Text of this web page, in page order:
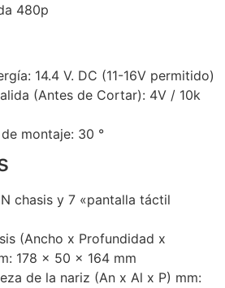
480p
14.4 V. DC (11-16V permitido)
(Antes de Cortar): 4V / 10k
montaje: 30 °
chasis y 7 «pantalla táctil
(Ancho x Profundidad x
178 x 50 x 164 mm
de la nariz (An x Al x P) mm: